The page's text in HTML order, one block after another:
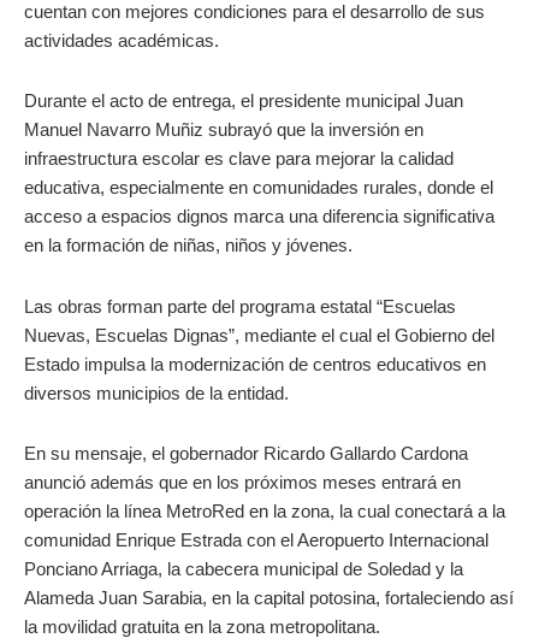
cuentan con mejores condiciones para el desarrollo de sus
actividades académicas.
Durante el acto de entrega, el presidente municipal Juan
Manuel Navarro Muñiz subrayó que la inversión en
infraestructura escolar es clave para mejorar la calidad
educativa, especialmente en comunidades rurales, donde el
acceso a espacios dignos marca una diferencia significativa
en la formación de niñas, niños y jóvenes.
Las obras forman parte del programa estatal “Escuelas
Nuevas, Escuelas Dignas”, mediante el cual el Gobierno del
Estado impulsa la modernización de centros educativos en
diversos municipios de la entidad.
En su mensaje, el gobernador Ricardo Gallardo Cardona
anunció además que en los próximos meses entrará en
operación la línea MetroRed en la zona, la cual conectará a la
comunidad Enrique Estrada con el Aeropuerto Internacional
Ponciano Arriaga, la cabecera municipal de Soledad y la
Alameda Juan Sarabia, en la capital potosina, fortaleciendo así
la movilidad gratuita en la zona metropolitana.